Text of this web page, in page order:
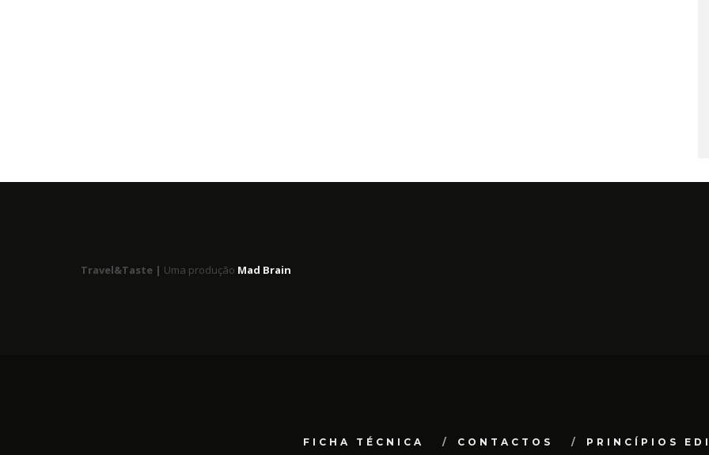
Travel&Taste | Uma produção Mad Brain
FICHA TÉCNICA CONTACTOS PRINCÍPIOS